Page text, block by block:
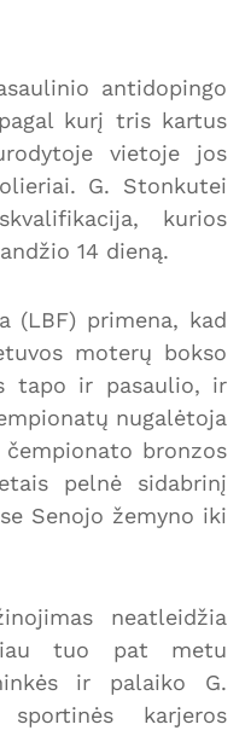
antidopingo
kurį tris kartus
vietoje jos
G. Stonkutei
kurios
14 dieną.
(LBF) primena, kad
moterų bokso
tapo ir pasaulio, ir
nugalėtoja
bronzos
pelnė sidabrinį
Senojo žemyno iki
neatleidžia
tuo pat metu
ir palaiko G.
karjeros